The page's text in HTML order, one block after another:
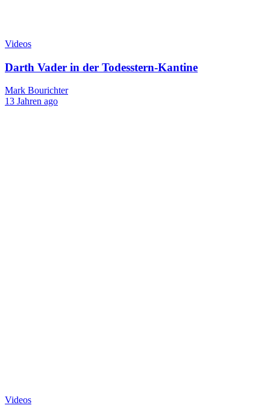
Videos
Darth Vader in der Todesstern-Kantine
Mark Bourichter
13 Jahren ago
Videos